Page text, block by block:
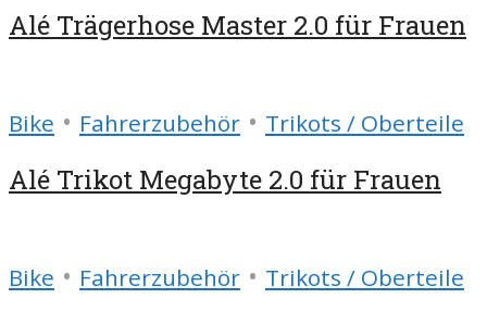
Alé Trägerhose Master 2.0 für Frauen
Bike • Fahrerzubehör • Trikots / Oberteile
Alé Trikot Megabyte 2.0 für Frauen
Bike • Fahrerzubehör • Trikots / Oberteile